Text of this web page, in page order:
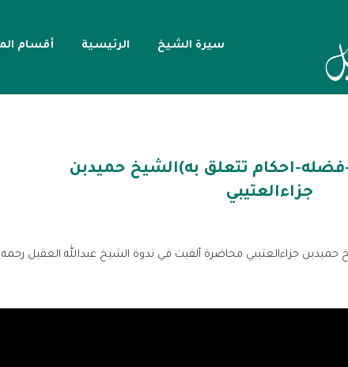
سيرة الشيخ الرئيسية أقسام
فضله-احكام تتعلق به)الشيخ حميدبن
جزاءالعتيبي
حميدبن جزاءالعتيبي محاضرة ألقيت في ندوة الشيخ عبدالله العقيل رحمه